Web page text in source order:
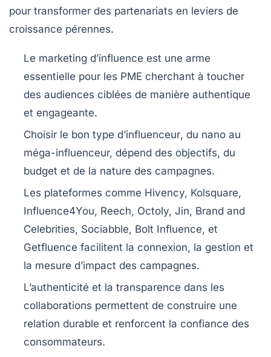
pour transformer des partenariats en leviers de
croissance pérennes.
Le marketing d’influence est une arme
essentielle pour les PME cherchant à toucher
des audiences ciblées de manière authentique
et engageante.
Choisir le bon type d’influenceur, du nano au
méga-influenceur, dépend des objectifs, du
budget et de la nature des campagnes.
Les plateformes comme Hivency, Kolsquare,
Influence4You, Reech, Octoly, Jin, Brand and
Celebrities, Sociabble, Bolt Influence, et
Getfluence facilitent la connexion, la gestion et
la mesure d’impact des campagnes.
L’authenticité et la transparence dans les
collaborations permettent de construire une
relation durable et renforcent la confiance des
consommateurs.